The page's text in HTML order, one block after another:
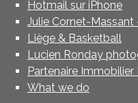
Hotmail sur iPhone
Julie Cornet-
Liège & Basketball
Lucien Ronday
Partenaire Immobilier
What we do